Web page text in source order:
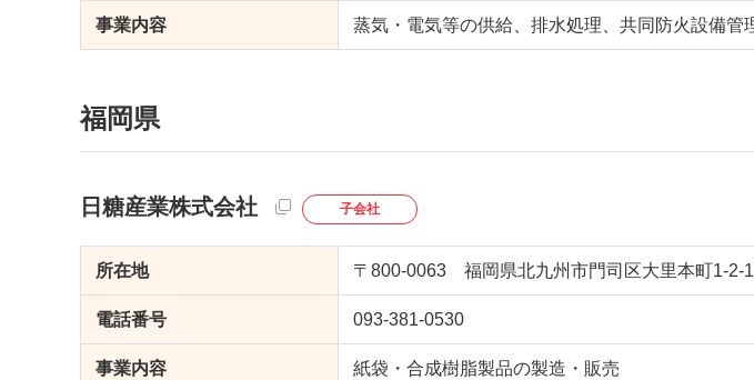
事業内容 蒸気・電気等の供給、排水処理、共同防火設備管
福岡県
日糖産業株式会社 子会社
所在地 〒800-0063 福岡県北九州市門司区大里本町1-2-1
電話番号 093-381-0530
事業内容 紙袋・合成樹脂製品の製造・販売